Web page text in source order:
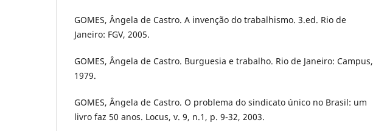
GOMES, Ângela de Castro. A invenção do trabalhismo. 3.ed. Rio de
Janeiro: FGV, 2005.
GOMES, Ângela de Castro. Burguesia e trabalho. Rio de Janeiro: Campus,
1979.
GOMES, Ângela de Castro. O problema do sindicato único no Brasil: um
livro faz 50 anos. Locus, v. 9, n.1, p. 9-32, 2003.